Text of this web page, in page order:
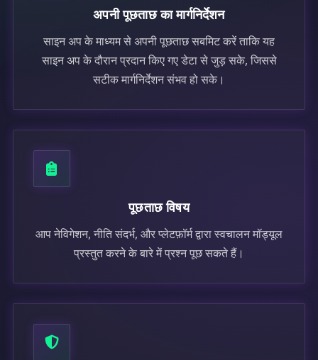
अपनी पूछताछ का मार्गनिर्देशन
साइन अप के माध्यम से अपनी पूछताछ सबमिट करें ताकि यह
साइन अप के दौरान प्रदान किए गए डेटा से जुड़ सके, जिससे
सटीक मार्गनिर्देशन संभव हो सके।
पूछताछ विषय
आप नेविगेशन, नीति संदर्भ, और प्लेटफ़ॉर्म द्वारा स्वचालन मॉड्यूल
प्रस्तुत करने के बारे में प्रश्न पूछ सकते हैं।